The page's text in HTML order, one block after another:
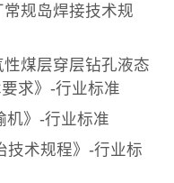
规岛焊接技术规
煤层穿层钻孔液态
求》-行业标准
机》-行业标准
技术规程》-行业标